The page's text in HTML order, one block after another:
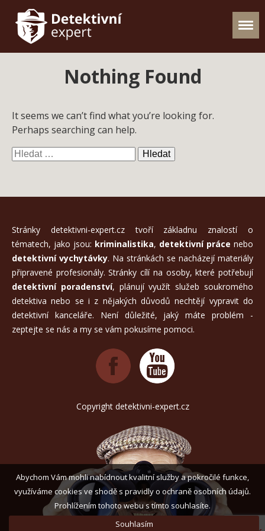
Nothing Found
It seems we can’t find what you’re looking for.
Perhaps searching can help.
Vyhledávání
Stránky detektivni-expert.cz tvoří základnu znalostí o
tématech, jako jsou: kriminalistika, detektivní práce nebo
detektivní vychytávky. Na stránkách se nacházejí materiály
připravené profesionály. Stránky cílí na osoby, které potřebují
detektivní poradenství, plánují využít služeb soukromého
detektiva nebo se i z nějakých důvodů nechtějí vypravit do
detektivní kanceláře. Není důležité, jaký máte problém -
zeptejte se nás a my se vám pokusíme pomoci.
Copyright detektivni-expert.cz
Abychom Vám mohli nabídnout kvalitní služby a pokročilé funkce,
využíváme cookies ve shodě s pravidly o ochraně osobních údajů.
Prohlížením tohoto webu s tímto souhlasíte.
Souhlasím